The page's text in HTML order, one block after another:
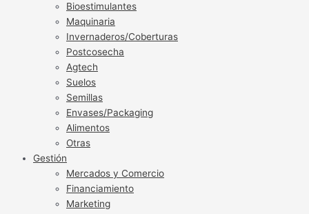
Bioestimulantes
Maquinaria
Invernaderos/Coberturas
Postcosecha
Agtech
Suelos
Semillas
Envases/Packaging
Alimentos
Otras
Gestión
Mercados y Comercio
Financiamiento
Marketing